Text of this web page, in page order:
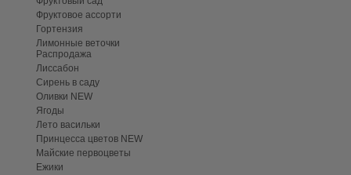
Фруктовое ассорти
Гортензия
Лимонные веточки
Распродажа
Лиссабон
Сирень в саду
Оливки NEW
Ягоды
Лето васильки
Принцесса цветов NEW
Майские первоцветы
Ежики